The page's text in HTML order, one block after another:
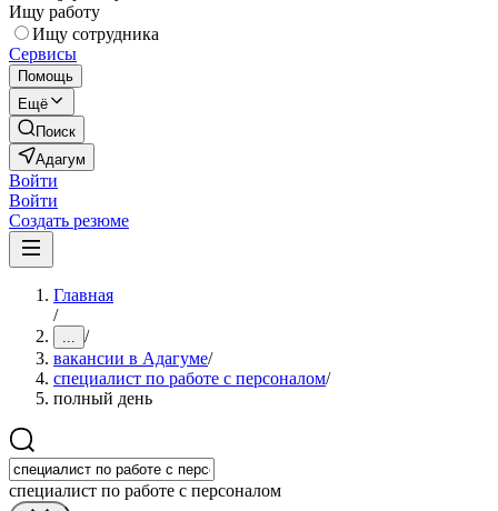
Ищу работу
Ищу сотрудника
Сервисы
Помощь
Ещё
Поиск
Адагум
Войти
Войти
Создать резюме
Главная
/
... /
вакансии в Адагуме/
специалист по работе с персоналом/
полный день
специалист по работе с персоналом